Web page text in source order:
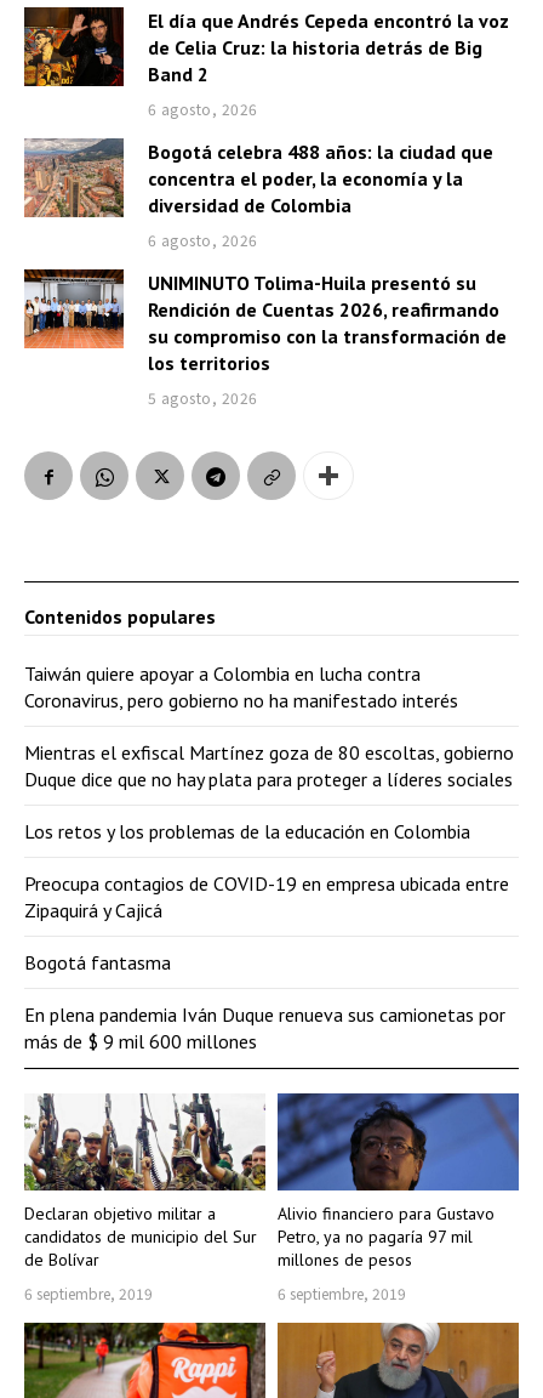
El día que Andrés Cepeda encontró la voz
de Celia Cruz: la historia detrás de Big
Band 2
6 agosto, 2026
Bogotá celebra 488 años: la ciudad que
concentra el poder, la economía y la
diversidad de Colombia
6 agosto, 2026
UNIMINUTO Tolima-Huila presentó su
Rendición de Cuentas 2026, reafirmando
su compromiso con la transformación de
los territorios
5 agosto, 2026
Declaran objetivo militar a
candidatos de municipio del Sur
de Bolívar
6 septiembre, 2019
Alivio financiero para Gustavo
Petro, ya no pagaría 97 mil
millones de pesos
6 septiembre, 2019
Contenidos populares
Taiwán quiere apoyar a Colombia en lucha contra
Coronavirus, pero gobierno no ha manifestado interés
Mientras el exfiscal Martínez goza de 80 escoltas, gobierno
Duque dice que no hay plata para proteger a líderes sociales
Los retos y los problemas de la educación en Colombia
Preocupa contagios de COVID-19 en empresa ubicada entre
Zipaquirá y Cajicá
Bogotá fantasma
En plena pandemia Iván Duque renueva sus camionetas por
más de $ 9 mil 600 millones